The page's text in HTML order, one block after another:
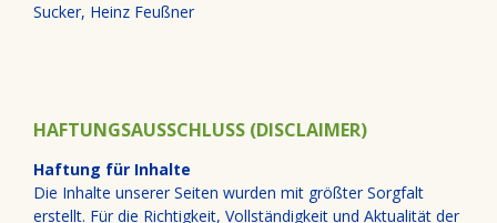
Sucker, Heinz Feußner
HAFTUNGSAUSSCHLUSS (DISCLAIMER)
Haftung für Inhalte
Die Inhalte unserer Seiten wurden mit größter Sorgfalt
erstellt. Für die Richtigkeit, Vollständigkeit und Aktualität der